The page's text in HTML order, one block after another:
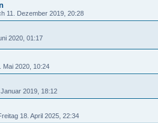
11. Dezember 2019, 20:28
2020, 01:17
Mai 2020, 10:24
2019, 18:12
18. April 2025, 22:34